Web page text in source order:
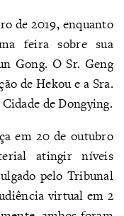
de 2019, enquanto
feira sobre sua
Gong. O Sr. Geng
de Hekou e a Sra.
de Dongying.
em 20 de outubro
atingir níveis
pelo Tribunal
virtual em 2